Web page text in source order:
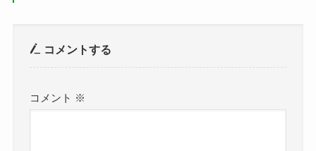
コメントする
コメント ※